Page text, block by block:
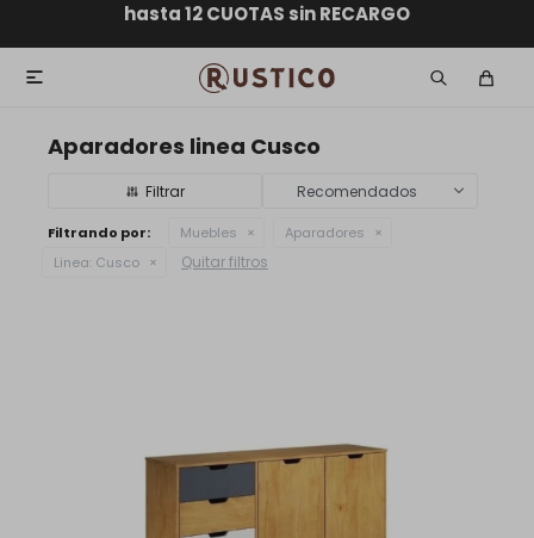
ENVÍOS A TODO EL PAÍS
GARANTÍA DE DEVOLUCIÓN
hasta 12 CUOTAS sin RECARGO
ENVÍO GRATIS dentro de MONTEVIDEO en compras

Aparadores linea Cusco
Recomendados
Filtrando por: Muebles
Aparadores
Linea: Cusco Quitar filtros